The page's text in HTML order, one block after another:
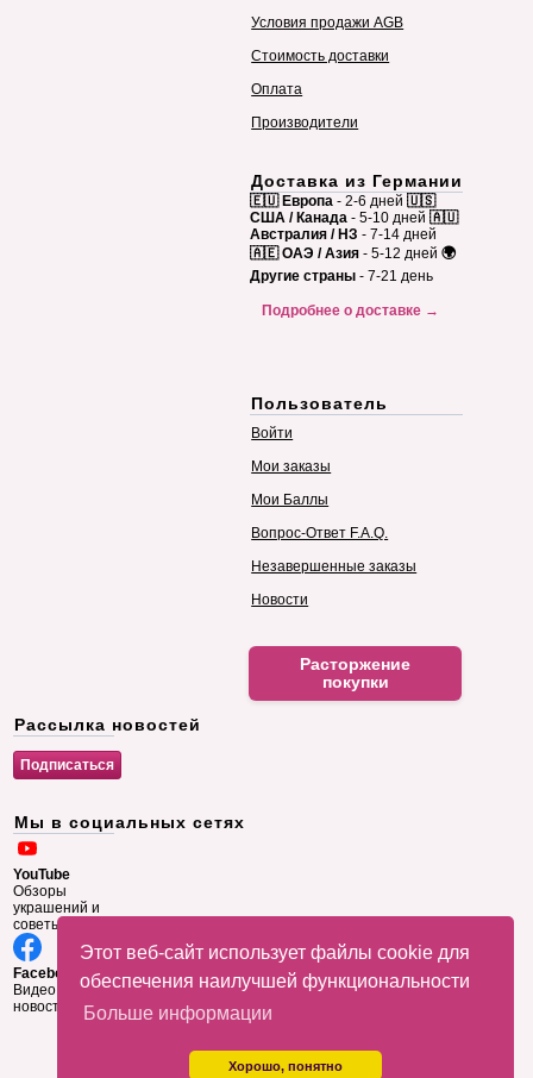
Этот веб-сайт использует файлы cookie для
обеспечения наилучшей функциональности
Больше информации
Хорошо, понятно
Условия продажи AGB
Стоимость доставки
Оплата
Производители
Доставка из Германии
🇪🇺 Европа - 2-6 дней 🇺🇸
США / Канада - 5-10 дней 🇦🇺
Австралия / НЗ - 7-14 дней
🇦🇪 ОАЭ / Азия - 5-12 дней 🌍
Другие страны - 7-21 день
Подробнее о доставке →
Пользователь
Войти
Мои заказы
Мои Баллы
Вопрос-Ответ F.A.Q.
Незавершенные заказы
Новости
Расторжение
покупки
Рассылка новостей
Мы в социальных сетях
YouTube
Обзоры
украшений и
советы
Facebook
Видео и
новости